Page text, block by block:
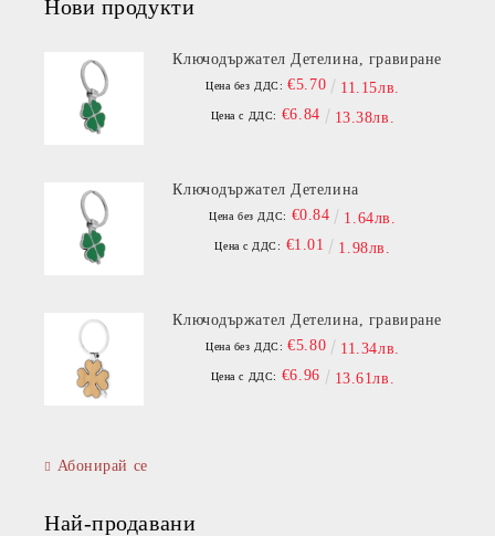
Нови продукти
Ключодържател Детелина, гравиране
Цена без ДДС: €5.70 11.15лв.
Цена с ДДС: €6.84 13.38лв.
Ключодържател Детелина
Цена без ДДС: €0.84 1.64лв.
Цена с ДДС: €1.01 1.98лв.
Ключодържател Детелина, гравиране
Цена без ДДС: €5.80 11.34лв.
Цена с ДДС: €6.96 13.61лв.
Абонирай се
Най-продавани